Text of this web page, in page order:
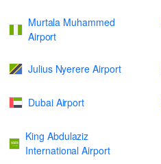
Murtala Muhammed
Airport
Julius Nyerere Airport
Dubai Airport
King Abdulaziz
International Airport